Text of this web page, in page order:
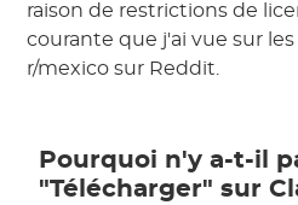
raison de restrictions de
courante que j'ai vue sur
r/mexico sur Reddit.
Pourquoi n'y a-t-il
"Télécharger" sur